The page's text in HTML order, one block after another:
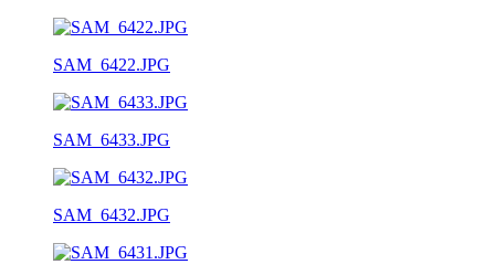
SAM_6422.JPG
SAM_6433.JPG
SAM_6432.JPG